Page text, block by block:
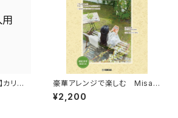
カリン
ーブ
豪華アレンジで楽しむ Misaカ
リンバセレクション ～スタジオ
ジブリ名曲集～
¥2,200